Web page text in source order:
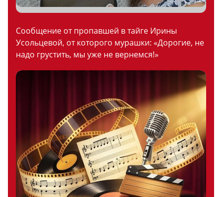
Сообщение от пропавшей в тайге Ирины
Усольцевой, от которого мурашки: «Дорогие, не
надо грустить, мы уже не вернемся!»